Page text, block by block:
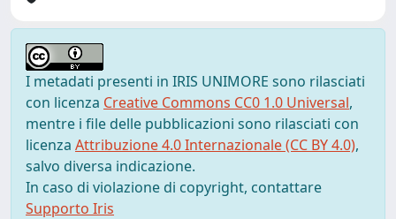
I metadati presenti in IRIS UNIMORE sono rilasciati
con licenza Creative Commons CC0 1.0 Universal,
mentre i file delle pubblicazioni sono rilasciati con
licenza Attribuzione 4.0 Internazionale (CC BY 4.0),
salvo diversa indicazione.
In caso di violazione di copyright, contattare
Supporto Iris